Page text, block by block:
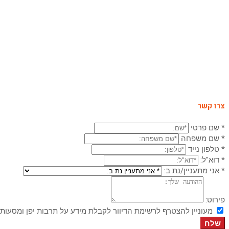
צרו קשר
* שם פרטי
* שם משפחה
* טלפון נייד
* דוא"ל:
* אני מתעניין/נת ב:
פירוט:
מעוניין להצטרף לרשימת הדיוור לקבלת מידע על תרבות יפן
שלח